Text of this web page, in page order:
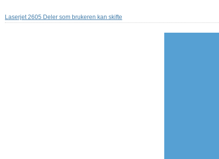
Laserjet 2605 Deler som brukeren kan skifte